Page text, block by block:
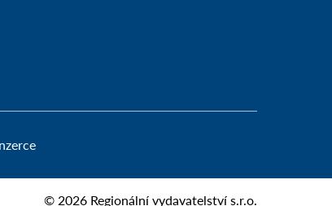
© 2026 Regionální vydavatelství s.r.o.